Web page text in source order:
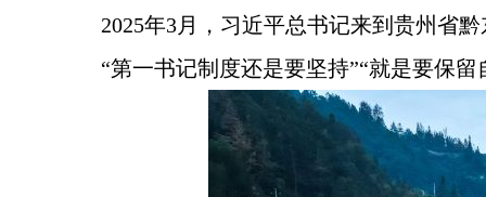
2025年3月，习近平总书记来到贵州省
“第一书记制度还是要坚持”“就是要保